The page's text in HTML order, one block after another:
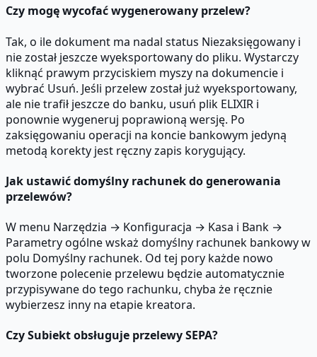
Czy mogę wycofać wygenerowany przelew?
Tak, o ile dokument ma nadal status Niezaksięgowany i
nie został jeszcze wyeksportowany do pliku. Wystarczy
kliknąć prawym przyciskiem myszy na dokumencie i
wybrać Usuń. Jeśli przelew został już wyeksportowany,
ale nie trafił jeszcze do banku, usuń plik ELIXIR i
ponownie wygeneruj poprawioną wersję. Po
zaksięgowaniu operacji na koncie bankowym jedyną
metodą korekty jest ręczny zapis korygujący.
Jak ustawić domyślny rachunek do generowania
przelewów?
W menu Narzędzia → Konfiguracja → Kasa i Bank →
Parametry ogólne wskaż domyślny rachunek bankowy w
polu Domyślny rachunek. Od tej pory każde nowo
tworzone polecenie przelewu będzie automatycznie
przypisywane do tego rachunku, chyba że ręcznie
wybierzesz inny na etapie kreatora.
Czy Subiekt obsługuje przelewy SEPA?